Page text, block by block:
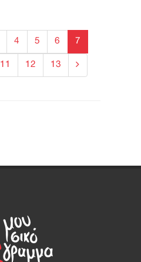
4 5 6 7
11 12 13